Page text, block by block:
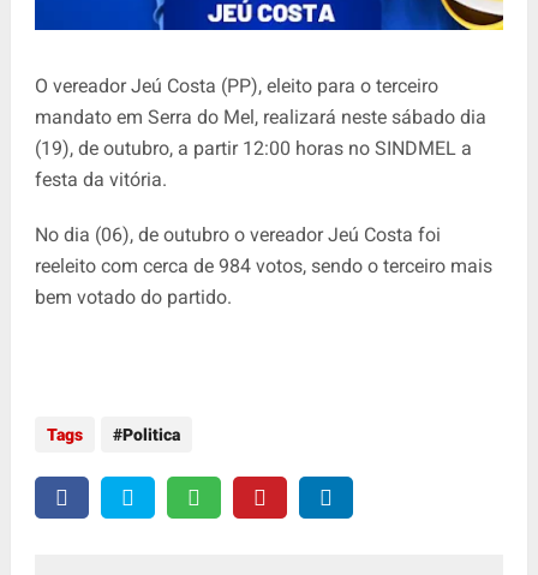
O vereador Jeú Costa (PP), eleito para o terceiro
mandato em Serra do Mel, realizará neste sábado dia
(19), de outubro, a partir 12:00 horas no SINDMEL a
festa da vitória.
No dia (06), de outubro o vereador Jeú Costa foi
reeleito com cerca de 984 votos, sendo o terceiro mais
bem votado do partido.
Tags Politica